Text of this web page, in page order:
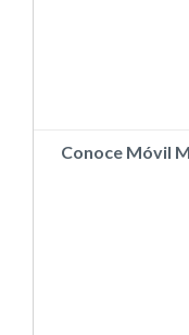
Conoce Móvil